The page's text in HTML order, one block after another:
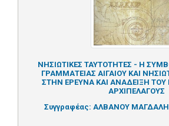
ΝΗΣΙΩΤΙΚΕΣ ΤΑΥΤΟΤΗΤΕΣ - Η
ΓΡΑΜΜΑΤΕΙΑΣ ΑΙΓΑΙΟΥ ΚΑΙ
ΣΤΗΝ ΕΡΕΥΝΑ ΚΑΙ ΑΝΑΔΕΙΞΗ ΤΟΥ
ΑΡΧΙΠΕΛΑΓΟΥΣ
Συγγραφέας: ΑΛΒΑΝΟΥ